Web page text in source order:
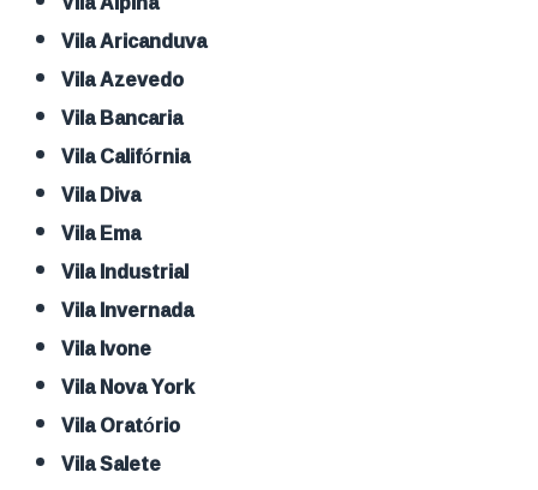
Vila Aricanduva
Vila Azevedo
Vila Bancaria
Vila Califórnia
Vila Diva
Vila Ema
Vila Industrial
Vila Invernada
Vila Ivone
Vila Nova York
Vila Oratório
Vila Salete